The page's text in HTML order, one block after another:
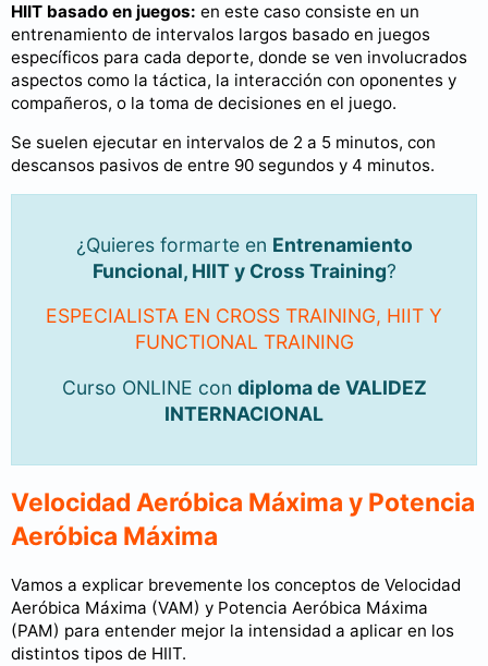
HIIT basado en juegos: en este caso consiste en un
entrenamiento de intervalos largos basado en juegos
específicos para cada deporte, donde se ven involucrados
aspectos como la táctica, la interacción con oponentes y
compañeros, o la toma de decisiones en el juego.
Se suelen ejecutar en intervalos de 2 a 5 minutos, con
descansos pasivos de entre 90 segundos y 4 minutos.
¿Quieres formarte en Entrenamiento
Funcional, HIIT y Cross Training?
ESPECIALISTA EN CROSS TRAINING, HIIT Y
FUNCTIONAL TRAINING
Curso ONLINE con diploma de VALIDEZ
INTERNACIONAL
Velocidad Aeróbica Máxima y Potencia
Aeróbica Máxima
Vamos a explicar brevemente los conceptos de Velocidad
Aeróbica Máxima (VAM) y Potencia Aeróbica Máxima
(PAM) para entender mejor la intensidad a aplicar en los
distintos tipos de HIIT.